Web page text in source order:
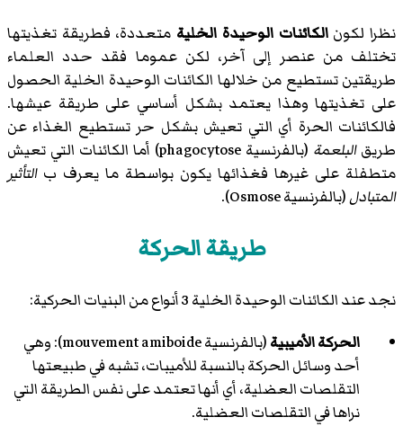
نظرا لكونالكائنات الوحيدة الخلية متعددة، فطريقة تغذيتها
تختلف من عنصر إلى آخر، لكن عموما فقد حدد العلماء
طريقتين تستطيع من خلالها الكائنات الوحيدة الخلية الحصول
على تغذيتها وهذا يعتمد بشكل أساسي على طريقة عيشها.
فالكائنات الحرة أي التي تعيش بشكل حر تستطيع الغذاء عن
طريقالبلعمة
(بالفرنسية phagocytose) أما الكائنات التي تعيش
متطفلة على غيرها فغذائها يكون بواسطة ما يعرف بالتأثير
المتبادل(بالفرنسية Osmose).
طريقة الحركة
نجد عند الكائنات الوحيدة الخلية 3 أنواع من البنيات الحركية:
الحركة الأميبية
(بالفرنسية mouvement amiboide): وهي
أحد وسائل الحركة بالنسبة للأميبات، تشبه في طبيعتها
التقلصات العضلية، أي أنها تعتمد على نفس الطريقة التي
نراها في التقلصات العضلية.